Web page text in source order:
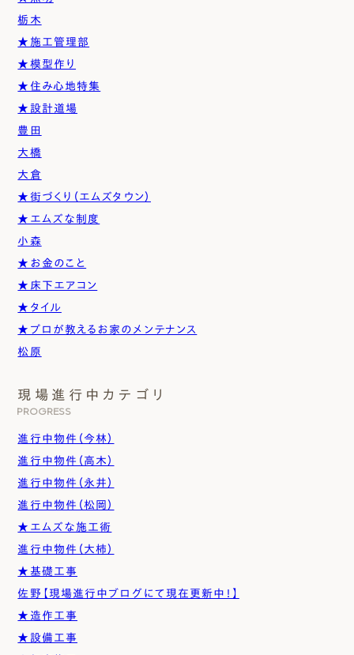
栃木
★施工管理部
★模型作り
★住み心地特集
★設計道場
豊田
大橋
大倉
★街づくり（エムズタウン）
★エムズな制度
小森
★お金のこと
★床下エアコン
★タイル
★プロが教えるお家のメンテナンス
松原
現場進行中カテゴリ
PROGRESS
進行中物件（今林）
進行中物件（高木）
進行中物件（永井）
進行中物件（松岡）
★エムズな施工術
進行中物件（大柿）
★基礎工事
佐野【現場進行中ブログにて現在更新中！】
★造作工事
★設備工事